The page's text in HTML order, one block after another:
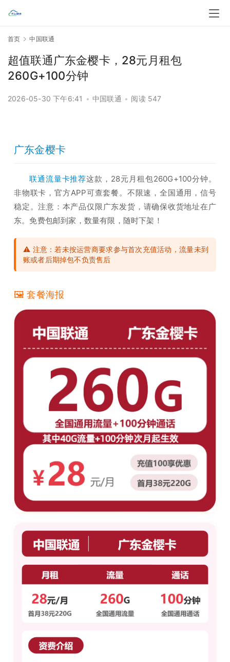
首页 中国联通
超值联通广东金樱卡，28元月租包
260G+100分钟
2026-05-30 下午6:41 • 中国联通 • 阅读 547
广东金樱卡
联通流量卡推荐这款，28元月租包260G+100分钟。
非物联卡，官方APP可查套餐。不限速，全国通用，信号
稳定。注意：本产品仅限广东发货，请确保收货地址在广
东。免费包邮到家，数量有限，随时下架！
⚠️ 注意：若未按运营商要求参与首次充值活动，流量未到
账或者后期掉包不负责售后
🖼️ 套餐海报